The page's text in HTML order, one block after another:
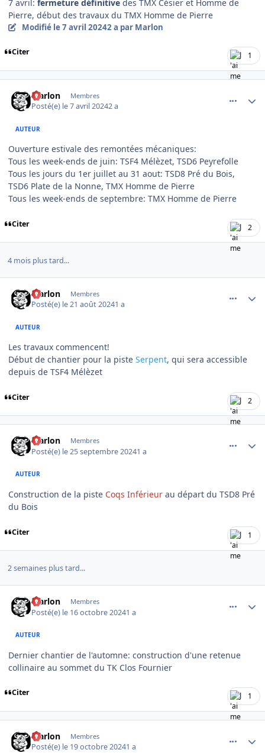
7 avril: fermeture définitive des TMX Césier et Homme de
Pierre, début des travaux du TMX Homme de Pierre
Modifié le 7 avril 20242 a par Marlon
Citer 1
Marlon Membres
Posté(e) le 7 avril 20242 a
AUTEUR
Ouverture estivale des remontées mécaniques:
Tous les week-ends de juin: TSF4 Mélèzet, TSD6 Peyrefolle
Tous les jours du 1er juillet au 31 aout: TSD8 Pré du Bois,
TSD6 Plate de la Nonne, TMX Homme de Pierre
Tous les week-ends de septembre: TMX Homme de Pierre
Citer 2
4 mois plus tard...
Marlon Membres
Posté(e) le 21 août 20241 a
AUTEUR
Les travaux commencent!
Début de chantier pour la piste Serpent, qui sera accessible
depuis de TSF4 Mélèzet
Citer 2
Marlon Membres
Posté(e) le 25 septembre 20241 a
AUTEUR
Construction de la piste Coqs Inférieur au départ du TSD8 Pré
du Bois
Citer 1
2 semaines plus tard...
Marlon Membres
Posté(e) le 16 octobre 20241 a
AUTEUR
Dernier chantier de l'automne: construction d'une retenue
collinaire au sommet du TK Clos Fournier
Citer 1
Marlon Membres
Posté(e) le 19 octobre 20241 a